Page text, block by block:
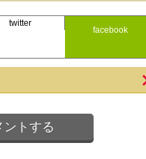
twitter
facebook
ントする